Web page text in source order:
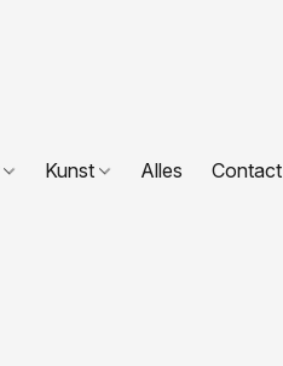
Kunst Alles Contact